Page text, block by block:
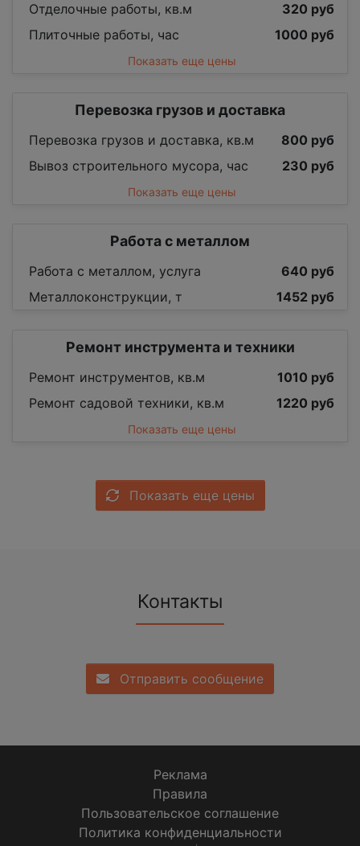
Отделочные работы, кв.м
320 руб
Плиточные работы, час
1000 руб
Показать еще цены
Перевозка грузов и доставка
Перевозка грузов и доставка, кв.м
800 руб
Вывоз строительного мусора, час
230 руб
Показать еще цены
Работа с металлом
Работа с металлом, услуга
640 руб
Металлоконструкции, т
1452 руб
Ремонт инструмента и техники
Ремонт инструментов, кв.м
1010 руб
Ремонт садовой техники, кв.м
1220 руб
Показать еще цены
Показать еще цены
Контакты
Отправить сообщение
Реклама
Правила
Пользовательское соглашение
Политика конфиденциальности